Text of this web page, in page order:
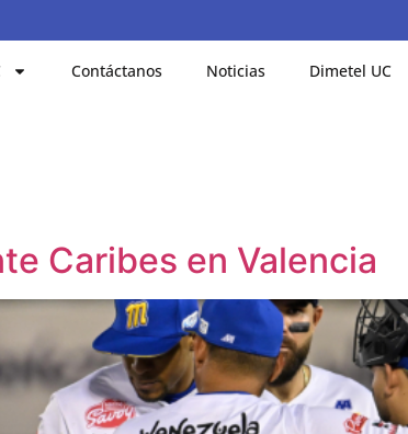
Contáctanos Noticias Dimetel UC
Caribes en Valencia